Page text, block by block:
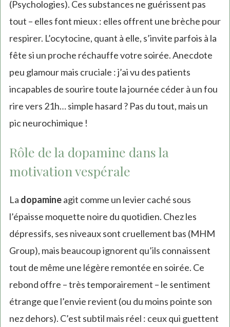
(Psychologies). Ces substances ne guérissent pas
tout – elles font mieux : elles offrent une brèche pour
respirer. L’ocytocine, quant à elle, s’invite parfois à la
fête si un proche réchauffe votre soirée. Anecdote
peu glamour mais cruciale : j’ai vu des patients
incapables de sourire toute la journée céder à un fou
rire vers 21h… simple hasard ? Pas du tout, mais un
pic neurochimique !
Rôle de la dopamine dans la
motivation vespérale
La dopamineagit comme un levier caché sous
l’épaisse moquette noire du quotidien. Chez les
dépressifs, ses niveaux sont cruellement bas (MHM
Group), mais beaucoup ignorent qu’ils connaissent
tout de même une légère remontée en soirée. Ce
rebond offre – très temporairement – le sentiment
étrange que l’envie revient (ou du moins pointe son
nez dehors). C’est subtil mais réel : ceux qui guettent